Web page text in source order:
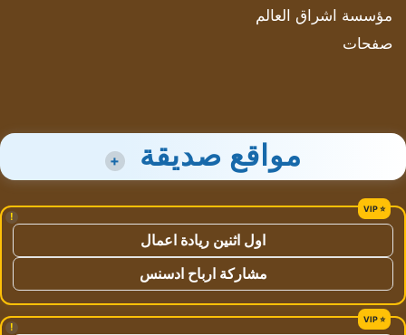
مؤسسة اشراق العالم
صفحات
مواقع صديقة +
!
اول اثنين ريادة اعمال
مشاركة ارباح ادسنس
!